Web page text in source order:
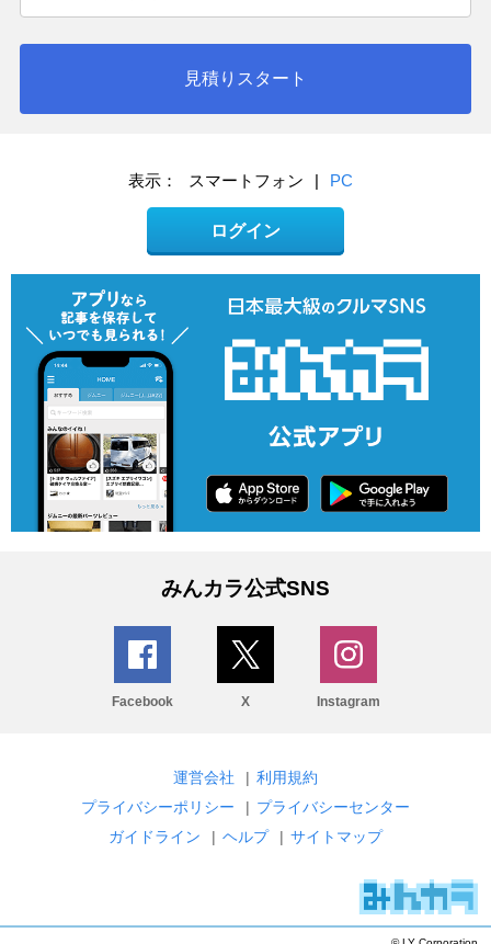
見積りスタート
表示： スマートフォン | PC
ログイン
みんカラ公式SNS
Facebook X Instagram
運営会社 | 利用規約
プライバシーポリシー
| プライバシーセンター
ガイドライン
| ヘルプ | サイトマップ